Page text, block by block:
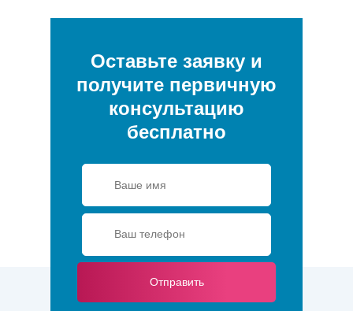
Оставьте заявку и
получите первичную
консультацию
бесплатно
Отправить